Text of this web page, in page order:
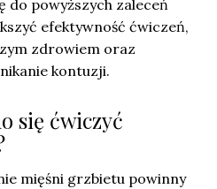
do powyższych zaleceń
efektywność ćwiczeń,
zdrowiem oraz
kontuzji.
się ćwiczyć
mięśni grzbietu powinny